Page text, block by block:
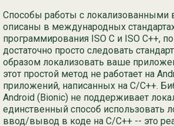
Способы работы с
описаны в международных
программирования ISO C и ISO C++,
достаточно просто следовать
образом локализовать ваше
этот простой метод не работает на
приложений, написанных на C/C++.
Android (Bionic) не поддерживает
единственный способ использовать
ввод/вывод в коде на C/C++ -- это